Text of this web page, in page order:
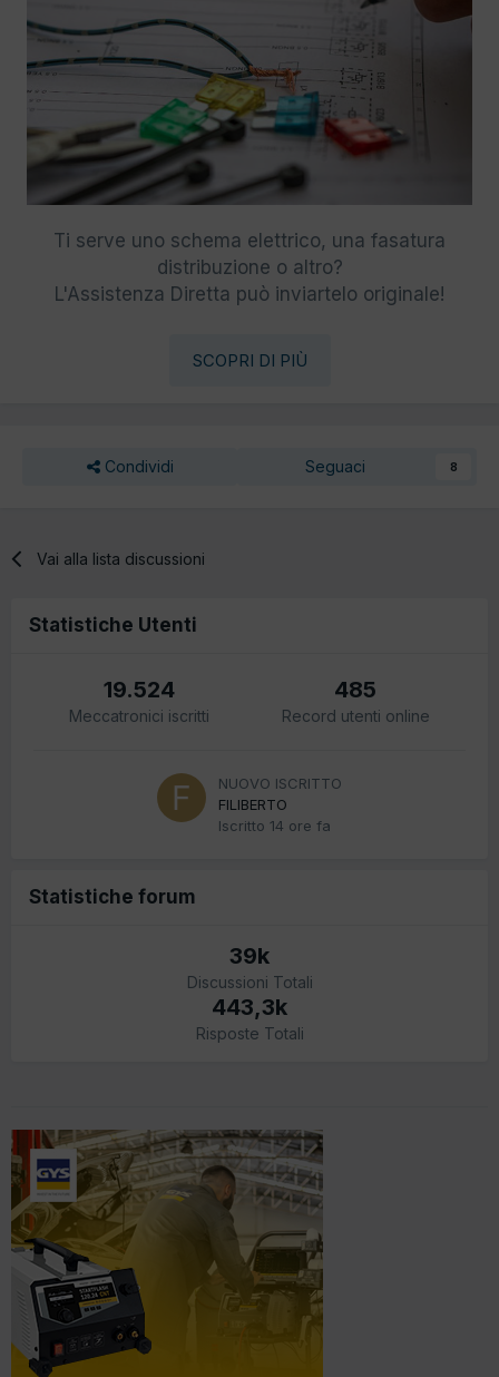
Ti serve uno schema elettrico, una fasatura
distribuzione o altro?
L'Assistenza Diretta può inviartelo originale!
SCOPRI DI PIÙ
Condividi Seguaci 8
Vai alla lista discussioni
Statistiche Utenti
19.524
Meccatronici iscritti
485
Record utenti online
NUOVO ISCRITTO
FILIBERTO
Iscritto 14 ore fa
Statistiche forum
39k
Discussioni Totali
443,3k
Risposte Totali